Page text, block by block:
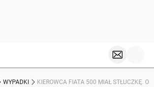
WYPADKI KIEROWCA FIATA 500 MIAŁ STŁUCZKĘ.